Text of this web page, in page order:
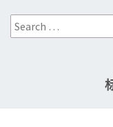
Search
for: